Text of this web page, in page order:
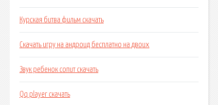
Курская битва фильм скачать
Скачать игру на андроид бесплатно на двоих
Звук ребенок сопит скачать
Qq player скачать